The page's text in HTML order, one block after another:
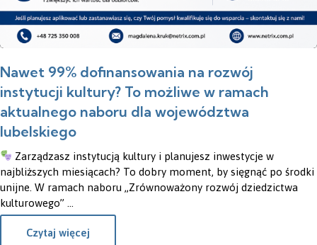
Nawet 99% dofinansowania na rozwój
instytucji kultury? To możliwe w ramach
aktualnego naboru dla województwa
lubelskiego
Zarządzasz instytucją kultury i planujesz inwestycje w
najbliższych miesiącach? To dobry moment, by sięgnąć po środki
unijne. W ramach naboru „Zrównoważony rozwój dziedzictwa
kulturowego” ...
Czytaj więcej